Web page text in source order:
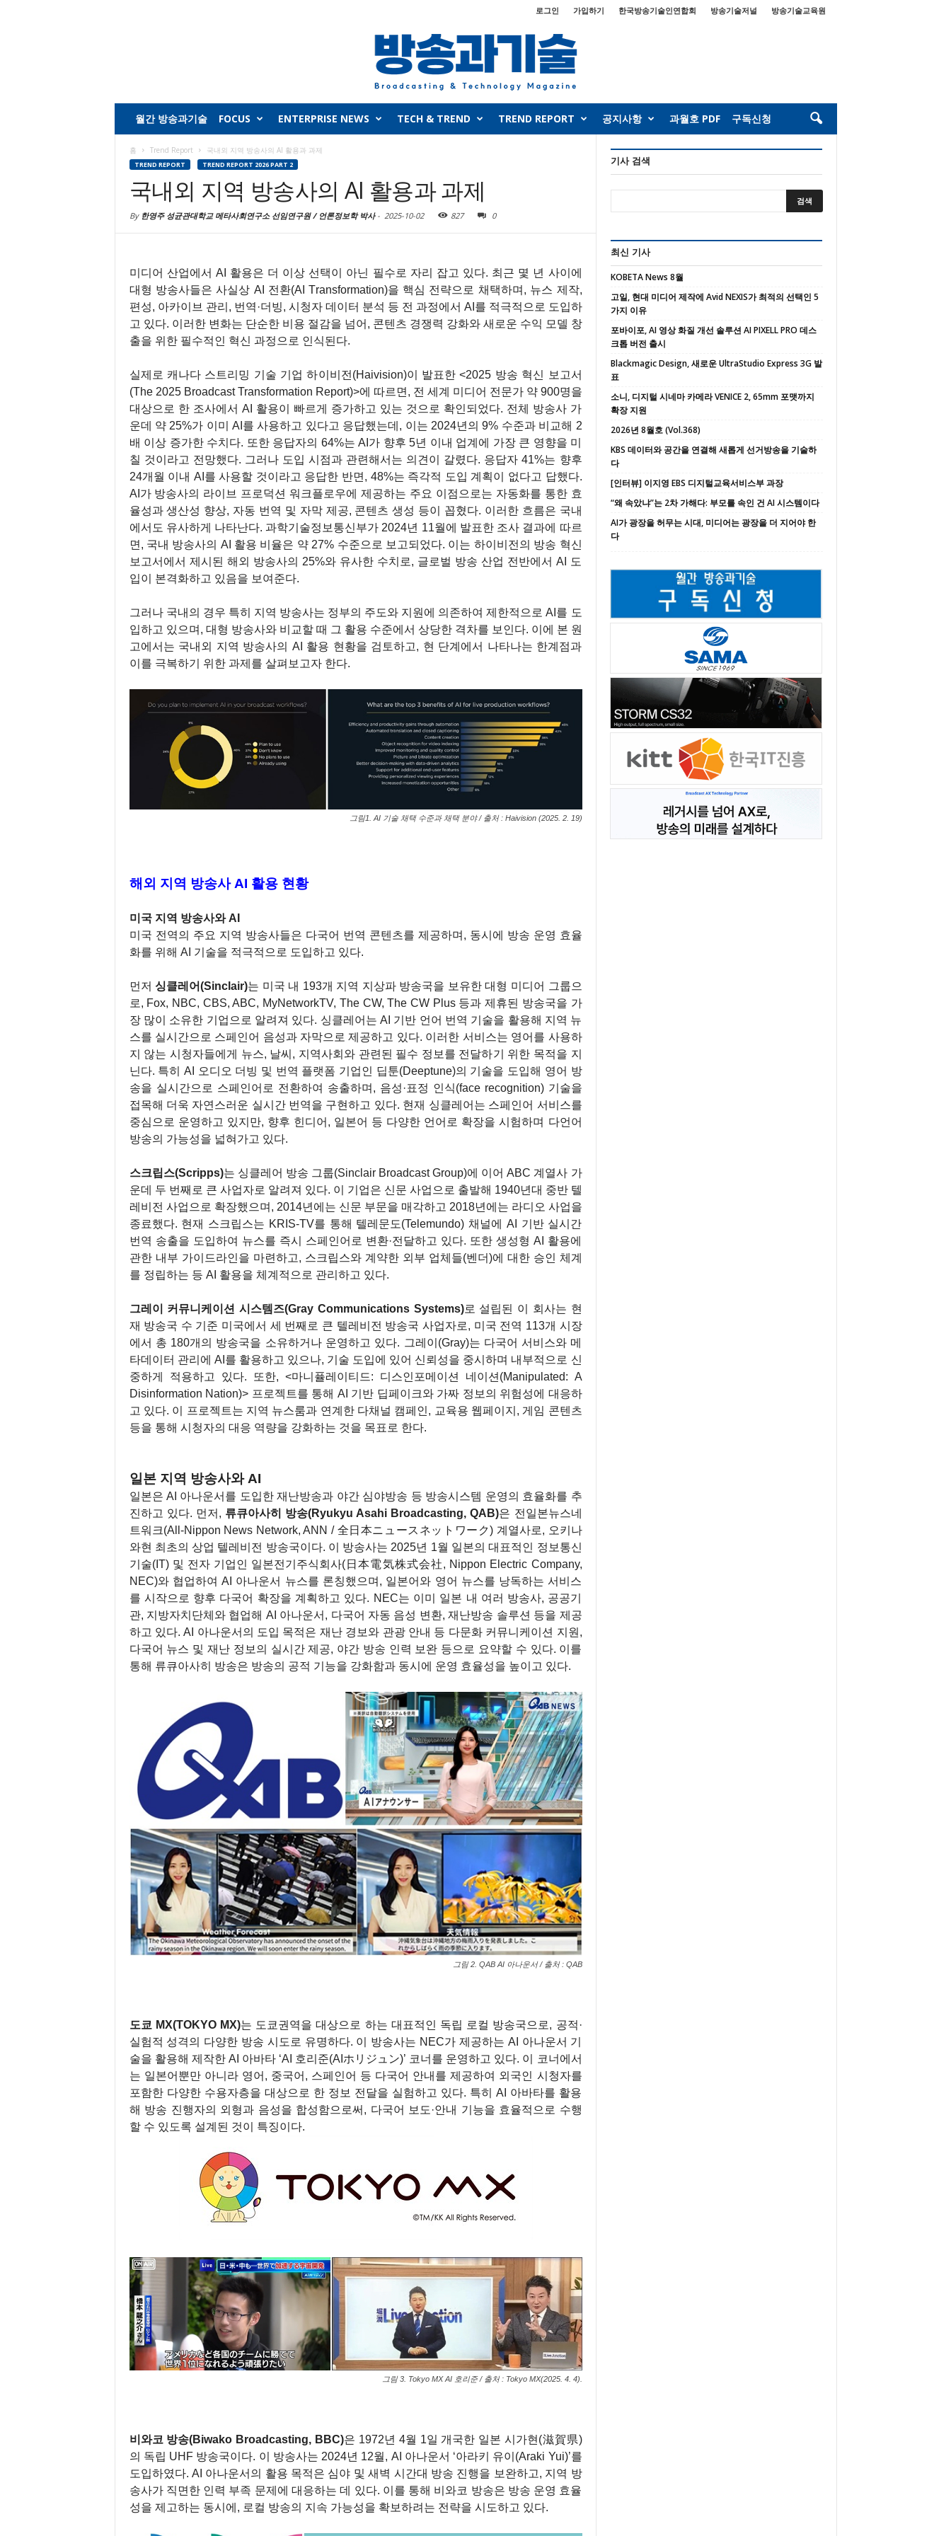
로그인 가입하기 한국방송기술인연합회 방송기술저널 방송기술교육원
월간 방송과기술 FOCUS ENTERPRISE NEWS TECH & TREND TREND REPORT 공지사항 과월호 PDF 구독신청
홈 Trend Report 국내외 지역 방송사의 AI 활용과 과제
TREND REPORT TREND REPORT 2026 PART 2
국내외 지역 방송사의 AI 활용과 과제
By 한영주 성균관대학교 메타사회연구소 선임연구원 / 언론정보학 박사- 2025-10-02 827 0
미디어 산업에서 AI 활용은 더 이상 선택이 아닌 필수로 자리 잡고 있다. 최근 몇 년 사이에
대형 방송사들은 사실상 AI 전환(AI Transformation)을 핵심 전략으로 채택하며, 뉴스 제작,
편성, 아카이브 관리, 번역·더빙, 시청자 데이터 분석 등 전 과정에서 AI를 적극적으로 도입하
고 있다. 이러한 변화는 단순한 비용 절감을 넘어, 콘텐츠 경쟁력 강화와 새로운 수익 모델 창
출을 위한 필수적인 혁신 과정으로 인식된다.
실제로 캐나다 스트리밍 기술 기업 하이비전(Haivision)이 발표한 <2025 방송 혁신 보고서
(The 2025 Broadcast Transformation Report)>에 따르면, 전 세계 미디어 전문가 약 900명을
대상으로 한 조사에서 AI 활용이 빠르게 증가하고 있는 것으로 확인되었다. 전체 방송사 가
운데 약 25%가 이미 AI를 사용하고 있다고 응답했는데, 이는 2024년의 9% 수준과 비교해 2
배 이상 증가한 수치다. 또한 응답자의 64%는 AI가 향후 5년 이내 업계에 가장 큰 영향을 미
칠 것이라고 전망했다. 그러나 도입 시점과 관련해서는 의견이 갈렸다. 응답자 41%는 향후
24개월 이내 AI를 사용할 것이라고 응답한 반면, 48%는 즉각적 도입 계획이 없다고 답했다.
AI가 방송사의 라이브 프로덕션 워크플로우에 제공하는 주요 이점으로는 자동화를 통한 효
율성과 생산성 향상, 자동 번역 및 자막 제공, 콘텐츠 생성 등이 꼽혔다. 이러한 흐름은 국내
에서도 유사하게 나타난다. 과학기술정보통신부가 2024년 11월에 발표한 조사 결과에 따르
면, 국내 방송사의 AI 활용 비율은 약 27% 수준으로 보고되었다. 이는 하이비전의 방송 혁신
보고서에서 제시된 해외 방송사의 25%와 유사한 수치로, 글로벌 방송 산업 전반에서 AI 도
입이 본격화하고 있음을 보여준다.
그러나 국내의 경우 특히 지역 방송사는 정부의 주도와 지원에 의존하여 제한적으로 AI를 도
입하고 있으며, 대형 방송사와 비교할 때 그 활용 수준에서 상당한 격차를 보인다. 이에 본 원
고에서는 국내외 지역 방송사의 AI 활용 현황을 검토하고, 현 단계에서 나타나는 한계점과
이를 극복하기 위한 과제를 살펴보고자 한다.
그림1. AI 기술 채택 수준과 채택 분야 / 출처 : Haivision (2025. 2. 19)
해외 지역 방송사 AI 활용 현황
미국 지역 방송사와 AI
미국 전역의 주요 지역 방송사들은 다국어 번역 콘텐츠를 제공하며, 동시에 방송 운영 효율
화를 위해 AI 기술을 적극적으로 도입하고 있다.
먼저 싱클레어(Sinclair)는 미국 내 193개 지역 지상파 방송국을 보유한 대형 미디어 그룹으
로, Fox, NBC, CBS, ABC, MyNetworkTV, The CW, The CW Plus 등과 제휴된 방송국을 가
장 많이 소유한 기업으로 알려져 있다. 싱클레어는 AI 기반 언어 번역 기술을 활용해 지역 뉴
스를 실시간으로 스페인어 음성과 자막으로 제공하고 있다. 이러한 서비스는 영어를 사용하
지 않는 시청자들에게 뉴스, 날씨, 지역사회와 관련된 필수 정보를 전달하기 위한 목적을 지
닌다. 특히 AI 오디오 더빙 및 번역 플랫폼 기업인 딥툰(Deeptune)의 기술을 도입해 영어 방
송을 실시간으로 스페인어로 전환하여 송출하며, 음성·표정 인식(face recognition) 기술을
접목해 더욱 자연스러운 실시간 번역을 구현하고 있다. 현재 싱클레어는 스페인어 서비스를
중심으로 운영하고 있지만, 향후 힌디어, 일본어 등 다양한 언어로 확장을 시험하며 다언어
방송의 가능성을 넓혀가고 있다.
스크립스(Scripps)는 싱클레어 방송 그룹(Sinclair Broadcast Group)에 이어 ABC 계열사 가
운데 두 번째로 큰 사업자로 알려져 있다. 이 기업은 신문 사업으로 출발해 1940년대 중반 텔
레비전 사업으로 확장했으며, 2014년에는 신문 부문을 매각하고 2018년에는 라디오 사업을
종료했다. 현재 스크립스는 KRIS-TV를 통해 텔레문도(Telemundo) 채널에 AI 기반 실시간
번역 송출을 도입하여 뉴스를 즉시 스페인어로 변환·전달하고 있다. 또한 생성형 AI 활용에
관한 내부 가이드라인을 마련하고, 스크립스와 계약한 외부 업체들(벤더)에 대한 승인 체계
를 정립하는 등 AI 활용을 체계적으로 관리하고 있다.
그레이 커뮤니케이션 시스템즈(Gray Communications Systems)로 설립된 이 회사는 현
재 방송국 수 기준 미국에서 세 번째로 큰 텔레비전 방송국 사업자로, 미국 전역 113개 시장
에서 총 180개의 방송국을 소유하거나 운영하고 있다. 그레이(Gray)는 다국어 서비스와 메
타데이터 관리에 AI를 활용하고 있으나, 기술 도입에 있어 신뢰성을 중시하며 내부적으로 신
중하게 적용하고 있다. 또한, <마니퓰레이티드: 디스인포메이션 네이션(Manipulated: A
Disinformation Nation)> 프로젝트를 통해 AI 기반 딥페이크와 가짜 정보의 위험성에 대응하
고 있다. 이 프로젝트는 지역 뉴스룸과 연계한 다채널 캠페인, 교육용 웹페이지, 게임 콘텐츠
등을 통해 시청자의 대응 역량을 강화하는 것을 목표로 한다.
일본 지역 방송사와 AI
일본은 AI 아나운서를 도입한 재난방송과 야간 심야방송 등 방송시스템 운영의 효율화를 추
진하고 있다. 먼저, 류큐아사히 방송(Ryukyu Asahi Broadcasting, QAB)은 전일본뉴스네
트워크(All-Nippon News Network, ANN / 全日本ニュースネットワーク) 계열사로, 오키나
와현 최초의 상업 텔레비전 방송국이다. 이 방송사는 2025년 1월 일본의 대표적인 정보통신
기술(IT) 및 전자 기업인 일본전기주식회사(日本電気株式会社, Nippon Electric Company,
NEC)와 협업하여 AI 아나운서 뉴스를 론칭했으며, 일본어와 영어 뉴스를 낭독하는 서비스
를 시작으로 향후 다국어 확장을 계획하고 있다. NEC는 이미 일본 내 여러 방송사, 공공기
관, 지방자치단체와 협업해 AI 아나운서, 다국어 자동 음성 변환, 재난방송 솔루션 등을 제공
하고 있다. AI 아나운서의 도입 목적은 재난 경보와 관광 안내 등 다문화 커뮤니케이션 지원,
다국어 뉴스 및 재난 정보의 실시간 제공, 야간 방송 인력 보완 등으로 요약할 수 있다. 이를
통해 류큐아사히 방송은 방송의 공적 기능을 강화함과 동시에 운영 효율성을 높이고 있다.
그림 2. QAB AI 아나운서 / 출처 : QAB
도쿄 MX(TOKYO MX)는 도쿄권역을 대상으로 하는 대표적인 독립 로컬 방송국으로, 공적·
실험적 성격의 다양한 방송 시도로 유명하다. 이 방송사는 NEC가 제공하는 AI 아나운서 기
술을 활용해 제작한 AI 아바타 ‘AI 호리준(AIホリジュン)’ 코너를 운영하고 있다. 이 코너에서
는 일본어뿐만 아니라 영어, 중국어, 스페인어 등 다국어 안내를 제공하여 외국인 시청자를
포함한 다양한 수용자층을 대상으로 한 정보 전달을 실험하고 있다. 특히 AI 아바타를 활용
해 방송 진행자의 외형과 음성을 합성함으로써, 다국어 보도·안내 기능을 효율적으로 수행
할 수 있도록 설계된 것이 특징이다.
그림 3. Tokyo MX AI 호리준 / 출처 : Tokyo MX(2025. 4. 4).
비와코 방송(Biwako Broadcasting, BBC)은 1972년 4월 1일 개국한 일본 시가현(滋賀県)
의 독립 UHF 방송국이다. 이 방송사는 2024년 12월, AI 아나운서 ‘아라키 유이(Araki Yui)’를
도입하였다. AI 아나운서의 활용 목적은 심야 및 새벽 시간대 방송 진행을 보완하고, 지역 방
송사가 직면한 인력 부족 문제에 대응하는 데 있다. 이를 통해 비와코 방송은 방송 운영 효율
성을 제고하는 동시에, 로컬 방송의 지속 가능성을 확보하려는 전략을 시도하고 있다.
기사 검색
최신 기사
KOBETA News 8월
고일, 현대 미디어 제작에 Avid NEXIS가 최적의 선택인 5
가지 이유
포바이포, AI 영상 화질 개선 솔루션 AI PIXELL PRO 데스
크톱 버전 출시
Blackmagic Design, 새로운 UltraStudio Express 3G 발
표
소니, 디지털 시네마 카메라 VENICE 2, 65mm 포맷까지
확장 지원
2026년 8월호 (Vol.368)
KBS 데이터와 공간을 연결해 새롭게 선거방송을 기술하
다
[인터뷰] 이지영 EBS 디지털교육서비스부 과장
“왜 속았냐”는 2차 가해다: 부모를 속인 건 AI 시스템이다
AI가 광장을 허무는 시대, 미디어는 광장을 더 지어야 한
다